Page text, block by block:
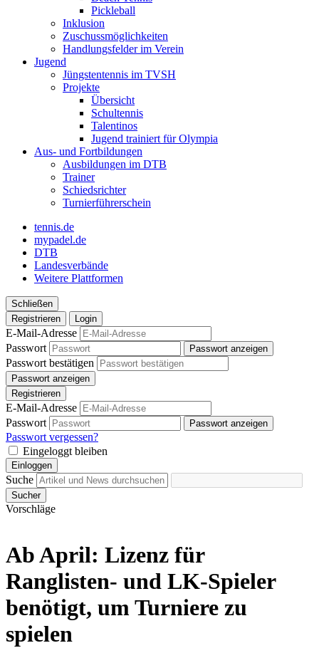
Pickleball
Inklusion
Zuschussmöglichkeiten
Handlungsfelder im Verein
Jugend
Jüngstentennis im TVSH
Projekte
Übersicht
Schultennis
Talentinos
Jugend trainiert für Olympia
Aus- und Fortbildungen
Ausbildungen im DTB
Trainer
Schiedsrichter
Turnierführerschein
tennis.de
mypadel.de
DTB
Landesverbände
Weitere Plattformen
Schließen
Registrieren
Login
E-Mail-Adresse
Passwort
Passwort anzeigen
Passwort bestätigen
Passwort anzeigen
Registrieren
E-Mail-Adresse
Passwort
Passwort anzeigen
Passwort vergessen?
Eingeloggt bleiben
Einloggen
Suche
Sucher
Vorschläge
Ab April: Lizenz für
Ranglisten- und LK-Spieler
benötigt, um Turniere zu
spielen